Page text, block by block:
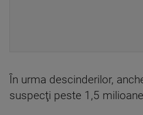
În urma descinderilor,
suspecţi peste 1,5